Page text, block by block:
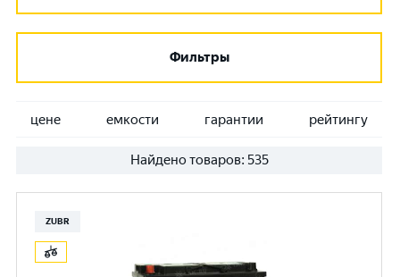
Фильтры
цене емкости гарантии рейтингу
Найдено товаров: 535
ZUBR